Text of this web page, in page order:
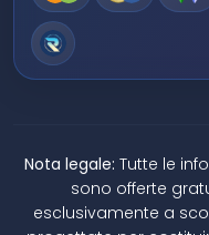
Nota legale: Tutte le
sono offerte
esclusivamente a